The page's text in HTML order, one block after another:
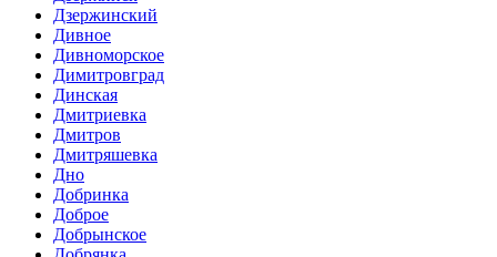
Дзержинский
Дивное
Дивноморское
Димитровград
Динская
Дмитриевка
Дмитров
Дмитряшевка
Дно
Добринка
Доброе
Добрынское